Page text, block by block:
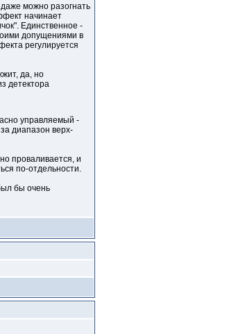
можно разогнать
начинает
Единственное -
допущениями в
регулируется
да, но
детектора
управляемый -
диапазон верх-
проваливается, и
по-отдельности.
бы очень